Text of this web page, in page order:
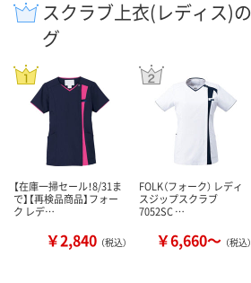
スクラブ上衣(レディス)
グ
【在庫一掃セール！8/31ま
で】【再検品商品】フォー
ク レデ…
￥2,840 （税込）
FOLK（フォーク） レディ
スジップスクラブ
7052SC …
￥6,660～ （税込）